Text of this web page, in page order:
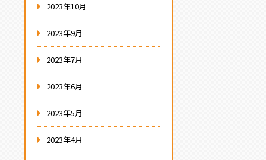
2023年10月
2023年9月
2023年7月
2023年6月
2023年5月
2023年4月